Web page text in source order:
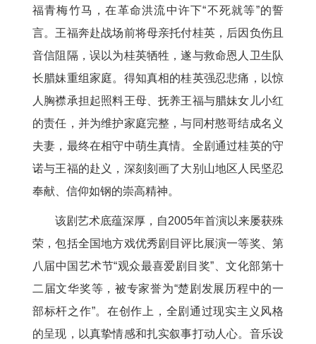
福青梅竹马，在革命洪流中许下“不死就等”的誓
言。王福奔赴战场前将母亲托付桂英，后因负伤且
音信阻隔，误以为桂英牺牲，遂与救命恩人卫生队
长腊妹重组家庭。得知真相的桂英强忍悲痛，以惊
人胸襟承担起照料王母、抚养王福与腊妹女儿小红
的责任，并为维护家庭完整，与同村憨哥结成名义
夫妻，最终在相守中萌生真情。全剧通过桂英的守
诺与王福的赴义，深刻刻画了大别山地区人民坚忍
奉献、信仰如钢的崇高精神。
该剧艺术底蕴深厚，自2005年首演以来屡获殊
荣，包括全国地方戏优秀剧目评比展演一等奖、第
八届中国艺术节“观众最喜爱剧目奖”、文化部第十
二届文华奖等，被专家誉为“楚剧发展历程中的一
部标杆之作”。在创作上，全剧通过现实主义风格
的呈现，以真挚情感和扎实叙事打动人心。音乐设